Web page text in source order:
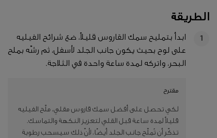
الطريقة
1
ابدأ بتمليح سمك القاروس قليلاً، ضع شرائح الفيليه
على لوح بحيث يكون جانب الجلد لأسفل، ثم رشّه بملح
البحر، واتركه لمدة ساعة واحدة في الثلاجة.
مقترح
لكي تحصل على أفضل سمك قاروس مقلي، ملّح الفيليه
قليلاً لمدة ساعة قبل القلي لتعزيز النكهة والتماسك.
تذكّر أن تُملّح جانب الجلد أيضًا، لأنّ ذلك سيسحب رطوبة